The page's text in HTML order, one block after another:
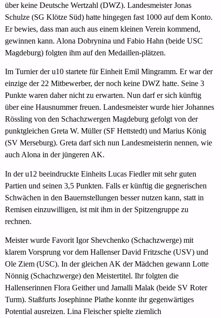
über keine Deutsche Wertzahl (DWZ). Landesmeister Jonas
Schulze (SG Klötze Süd) hatte hingegen fast 1000 auf dem Konto.
Er bewies, dass man auch aus einem kleinen Verein kommend,
gewinnen kann. Alona Dobrynina und Fabio Hahn (beide USC
Magdeburg) folgten ihm auf den Medaillen-plätzen.
Im Turnier der u10 startete für Einheit Emil Mingramm. Er war der
einzige der 22 Mitbewerber, der noch keine DWZ hatte. Seine 3
Punkte waren daher nicht zu erwarten. Nun darf er sich künftig
über eine Hausnummer freuen. Landesmeister wurde hier Johannes
Rössling von den Schachzwergen Magdeburg gefolgt von der
punktgleichen Greta W. Müller (SF Hettstedt) und Marius König
(SV Merseburg). Greta darf sich nun Landesmeisterin nennen, wie
auch Alona in der jüngeren AK.
In der u12 beeindruckte Einheits Lucas Fiedler mit sehr guten
Partien und seinen 3,5 Punkten. Falls er künftig die gegnerischen
Schwächen in den Bauernstellungen besser nutzen kann, statt in
Remisen einzuwilligen, ist mit ihm in der Spitzengruppe zu
rechnen.
Meister wurde Favorit Igor Shevchenko (Schachzwerge) mit
klarem Vorsprung vor dem Hallenser David Fritzsche (USV) und
Ole Ziem (USC). In der gleichen AK der Mädchen gewann Lotte
Nönnig (Schachzwerge) den Meistertitel. Ihr folgten die
Hallenserinnen Flora Geither und Jamalli Malak (beide SV Roter
Turm). Staßfurts Josephinne Plathe konnte ihr gegenwärtiges
Potential ausreizen. Lina Fleischer spielte ziemlich